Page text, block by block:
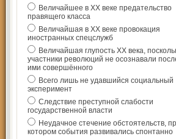
Величайшее в ХХ веке предательство
правящего класса
Величайшая в ХХ веке провокация
иностранных спецслужб
Величайшая глупость ХХ века,
участники революций не осознавали
ими совершённого
Всего лишь не удавшийся социальный
эксперимент
Следствие преступной слабости
государственной власти
Неудачное стечение обстоятельств,
котором события развивались спонтанно